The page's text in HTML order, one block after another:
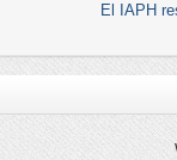
El IAPH